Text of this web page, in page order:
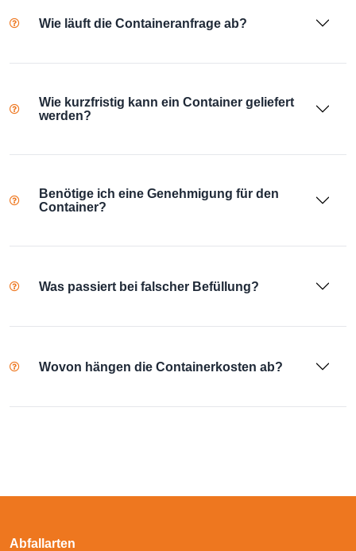
Wie läuft die Containeranfrage ab?
Wie kurzfristig kann ein Container geliefert
werden?
Benötige ich eine Genehmigung für den
Container?
Was passiert bei falscher Befüllung?
Wovon hängen die Containerkosten ab?
Abfallarten